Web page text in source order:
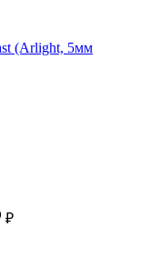
(Arlight, 5мм
₽